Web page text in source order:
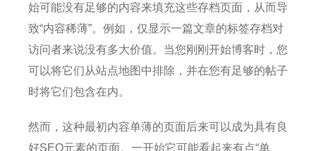
始可能没有足够的内容来填充这些存档页面，从而导
致“内容稀薄”。 例如，仅显示一篇文章的标签存档对
访问者来说没有多大价值。 当您刚刚开始博客时，您
可以将它们从站点地图中排除，并在您有足够的帖子
时将它们包含在内。
然而，这种最初内容单薄的页面后来可以成为具有良
好SEO元素的页面。 一开始它可能看起来有点“单